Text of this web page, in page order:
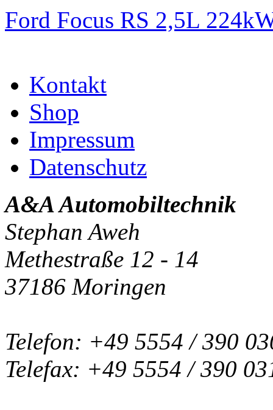
Ford Focus RS 2,5L
Kontakt
Shop
Impressum
Datenschutz
A&A Automobiltechnik
Stephan Aweh
Methestraße 12 - 14
37186 Moringen
Telefon: +49 5554 / 390
Telefax: +49 5554 / 390